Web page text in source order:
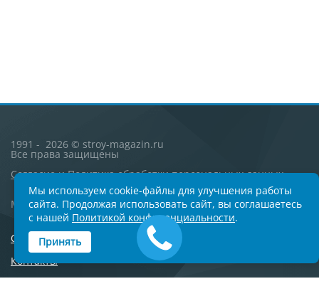
Мы используем cookie-файлы для улучшения работы
сайта. Продолжая использовать сайт, вы соглашаетесь
с нашей Политикой конфиденциальности.
Принять
1991 - 2026 © stroy-magazin.ru
Все права защищены
СогласиеиПолитика обработки персональных данных
Москва, Университетский проспект 5
О компании
Контакты